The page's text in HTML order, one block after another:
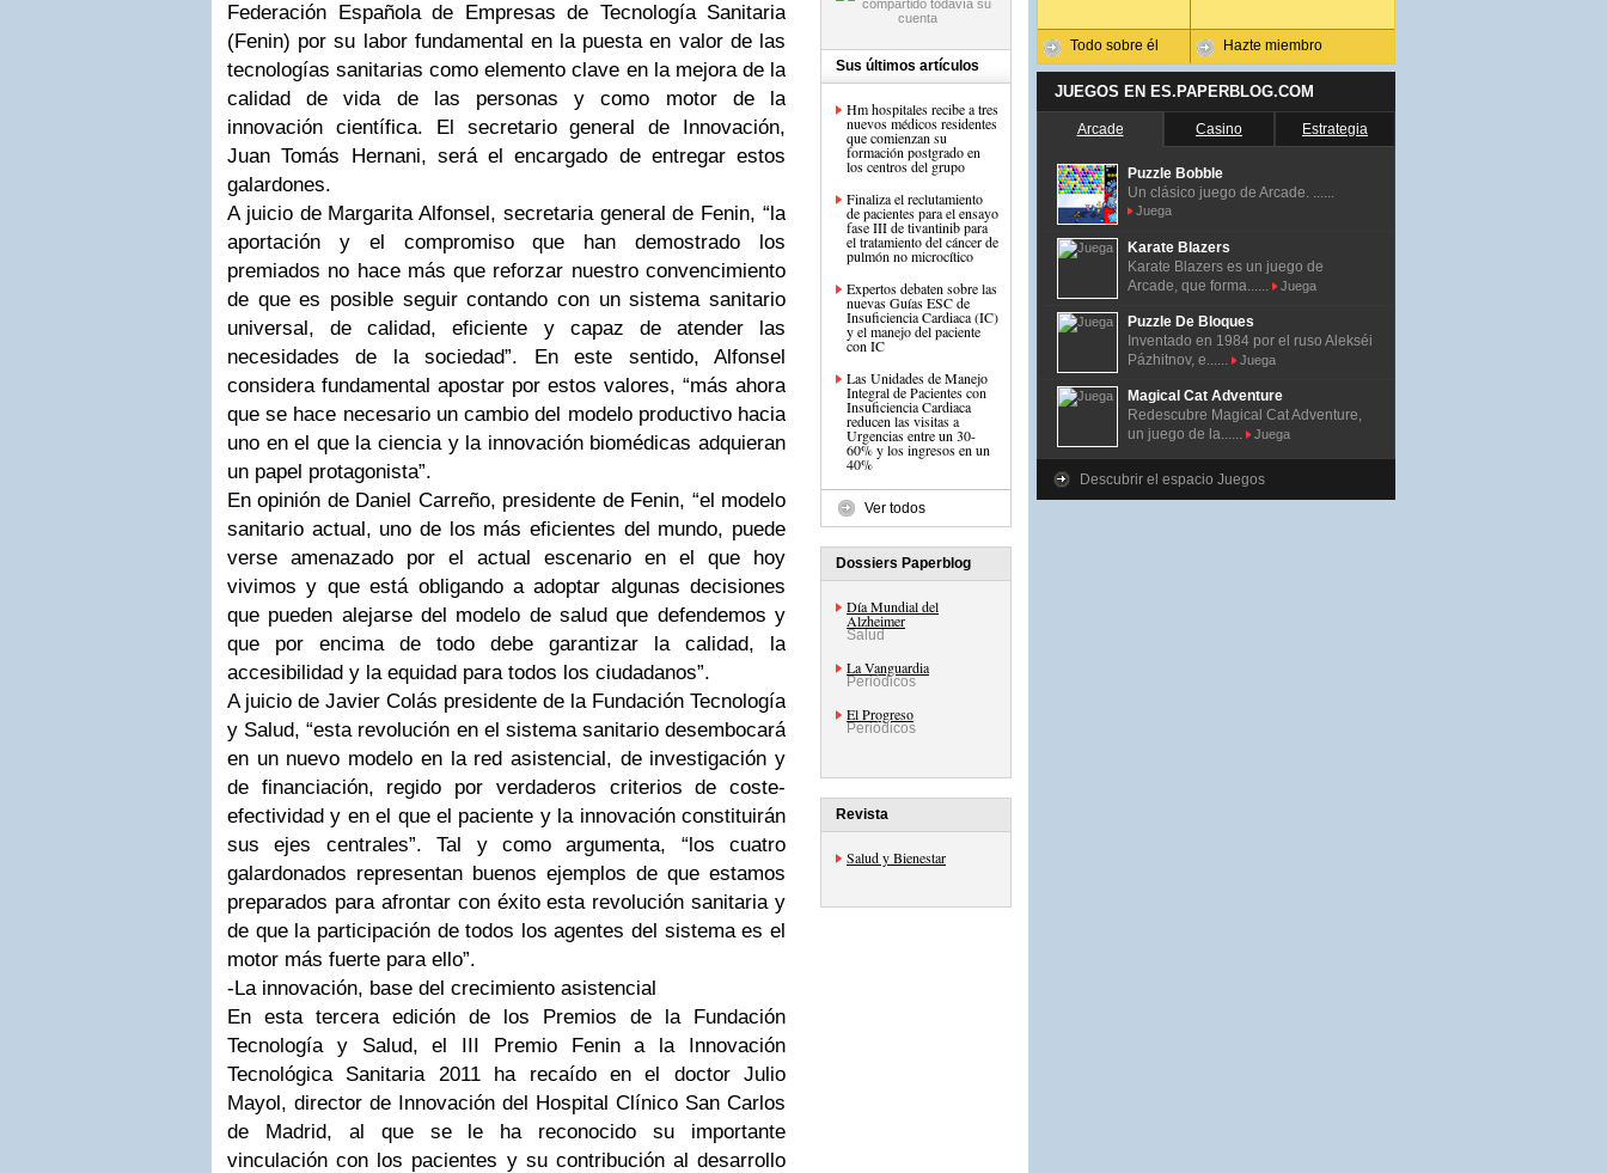
Federación Española de Empresas de Tecnología Sanitaria
(Fenin) por su labor fundamental en la puesta en valor de las
tecnologías sanitarias como elemento clave en la mejora de la
calidad de vida de las personas y como motor de la
innovación científica. El secretario general de Innovación,
Juan Tomás Hernani, será el encargado de entregar estos
galardones.
A juicio de Margarita Alfonsel, secretaria general de Fenin, “la
aportación y el compromiso que han demostrado los
premiados no hace más que reforzar nuestro convencimiento
de que es posible seguir contando con un sistema sanitario
universal, de calidad, eficiente y capaz de atender las
necesidades de la sociedad”. En este sentido, Alfonsel
considera fundamental apostar por estos valores, “más ahora
que se hace necesario un cambio del modelo productivo hacia
uno en el que la ciencia y la innovación biomédicas adquieran
un papel protagonista”.
En opinión de Daniel Carreño, presidente de Fenin, “el modelo
sanitario actual, uno de los más eficientes del mundo, puede
verse amenazado por el actual escenario en el que hoy
vivimos y que está obligando a adoptar algunas decisiones
que pueden alejarse del modelo de salud que defendemos y
que por encima de todo debe garantizar la calidad, la
accesibilidad y la equidad para todos los ciudadanos”.
A juicio de Javier Colás presidente de la Fundación Tecnología
y Salud, “esta revolución en el sistema sanitario desembocará
en un nuevo modelo en la red asistencial, de investigación y
de financiación, regido por verdaderos criterios de coste-
efectividad y en el que el paciente y la innovación constituirán
sus ejes centrales”. Tal y como argumenta, “los cuatro
galardonados representan buenos ejemplos de que estamos
preparados para afrontar con éxito esta revolución sanitaria y
de que la participación de todos los agentes del sistema es el
motor más fuerte para ello”.
-La innovación, base del crecimiento asistencial
En esta tercera edición de los Premios de la Fundación
Tecnología y Salud, el III Premio Fenin a la Innovación
Tecnológica Sanitaria 2011 ha recaído en el doctor Julio
Mayol, director de Innovación del Hospital Clínico San Carlos
de Madrid, al que se le ha reconocido su importante
vinculación con los pacientes y su contribución al desarrollo
Sus últimos artículos
Hm hospitales recibe a tres
nuevos médicos residentes
que comienzan su
formación postgrado en
los centros del grupo
Finaliza el reclutamiento
de pacientes para el ensayo
fase III de tivantinib para
el tratamiento del cáncer de
Expertos debaten sobre las
nuevas Guías ESC de
Insuficiencia Cardiaca (IC)
y el manejo del paciente
con IC
Las Unidades de Manejo
Integral de Pacientes con
Insuficiencia Cardiaca
reducen las visitas a
Urgencias entre un 30-
60% y los ingresos en un
40%
Ver todos
Dossiers Paperblog
Día Mundial del
Alzheimer
Salud
La Vanguardia
Periódicos
El Progreso
Periódicos
Revista
Salud y Bienestar
Todo sobre él Hazte miembro
JUEGOS EN ES.PAPERBLOG.COM
Arcade Casino Estrategia
Puzzle Bobble
Un clásico juego de Arcade. ......
Juega
Karate Blazers
Karate Blazers es un juego de
Arcade, que forma......
Juega
Puzzle De Bloques
Inventado en 1984 por el ruso Alekséi
Pázhitnov, e......
Juega
Magical Cat Adventure
Redescubre Magical Cat Adventure,
un juego de la......
Juega
Descubrir el espacio Juegos